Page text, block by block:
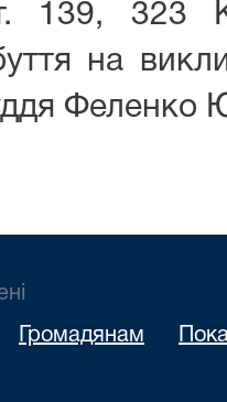
139, 323
на
Феленко
Громадянам